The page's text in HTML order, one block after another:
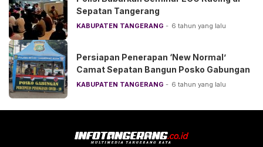
Sepatan Tangerang
KABUPATEN TANGERANG 6 tahun yang lalu
Persiapan Penerapan ‘New Normal’
Camat Sepatan Bangun Posko Gabungan
KABUPATEN TANGERANG 6 tahun yang lalu